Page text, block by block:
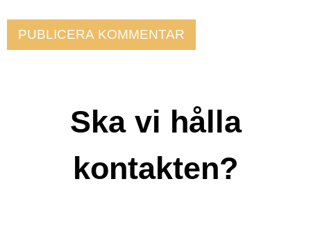
Ska vi hålla
kontakten?